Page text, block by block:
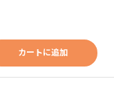
カートに追加